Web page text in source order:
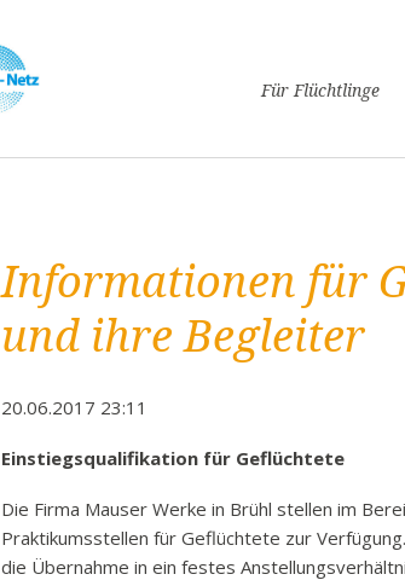
NavigationFür Flüchtlinge
Gesundheit
Freizügigkeit
Sprachkurse
Familiennachzug
Freiwillige Rückkehr
Bank
Informationen für
und ihre Begleiter
20.06.2017 23:11
Einstiegsqualifikation für Geflüchtete
Die Firma Mauser Werke in Brühl stellen im
Praktikumsstellen für Geflüchtete zur
die Übernahme in ein festes